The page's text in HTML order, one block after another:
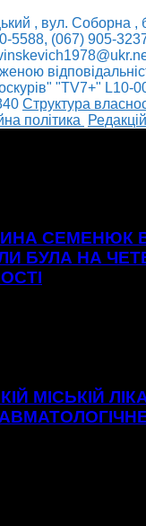
, вул. Соборна ,
5588, (067) 905-
"TV7+" L10-
Cтруктура
політика
СЕМЕНЮК
БУЛА НА
МІСЬКІЙ